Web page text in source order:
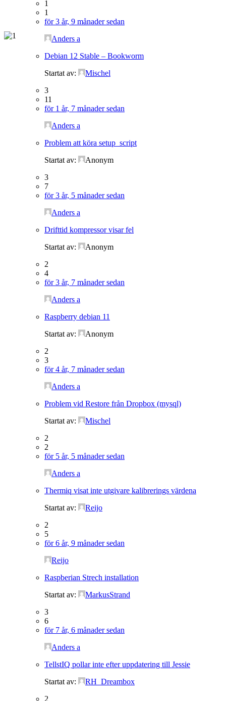
1
1
för 3 år, 9 månader sedan
Anders a
Debian 12 Stable – Bookworm
Startat av:
Mischel
3
11
för 1 år, 7 månader sedan
Anders a
Problem att köra setup_script
Startat av:
Anonym
3
7
för 3 år, 5 månader sedan
Anders a
Drifttid kompressor visar fel
Startat av:
Anonym
2
4
för 3 år, 7 månader sedan
Anders a
Raspberry debian 11
Startat av:
Anonym
2
3
för 4 år, 7 månader sedan
Anders a
Problem vid Restore från Dropbox (mysql)
Startat av:
Mischel
2
2
för 5 år, 5 månader sedan
Anders a
Thermiq visat inte utgivare kalibrerings värdena
Startat av:
Reijo
2
5
för 6 år, 9 månader sedan
Reijo
Raspberian Strech installation
Startat av:
MarkusStrand
3
6
för 7 år, 6 månader sedan
Anders a
TellstIQ pollar inte efter uppdatering till Jessie
Startat av:
RH_Dreambox
2